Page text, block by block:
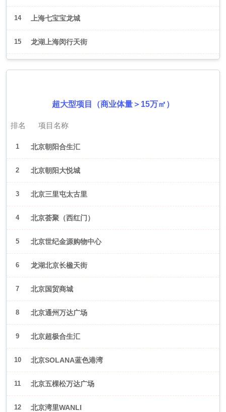
14 上海七宝宝龙城
15 龙湖上海闵行天街
超大型项目（商业体量＞15万㎡）
排名 项目名称
1 北京朝阳合生汇
2 北京朝阳大悦城
3 北京三里屯太古里
4 北京荟聚（西红门）
5 北京世纪金源购物中心
6 龙湖北京长楹天街
7 北京国贸商城
8 北京通州万达广场
9 北京超极合生汇
10 北京SOLANA蓝色港湾
11 北京五棵松万达广场
12 北京湾里WANLI